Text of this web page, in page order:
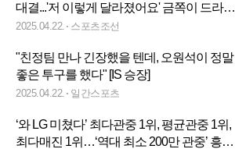
대결...'저 이렇게 달라졌어요' 금쪽이 드라마
가 완성됐다
2025.04.22. 스포츠조선
"친정팀 만나 긴장했을 텐데, 오원석이 정말
좋은 투구를 했다" [IS 승장]
2025.04.22. 일간스포츠
‘와 LG 미쳤다’ 최다관중 1위, 평균관중 1위,
최다매진 1위…‘역대 최소 200만 관중’ 흥행